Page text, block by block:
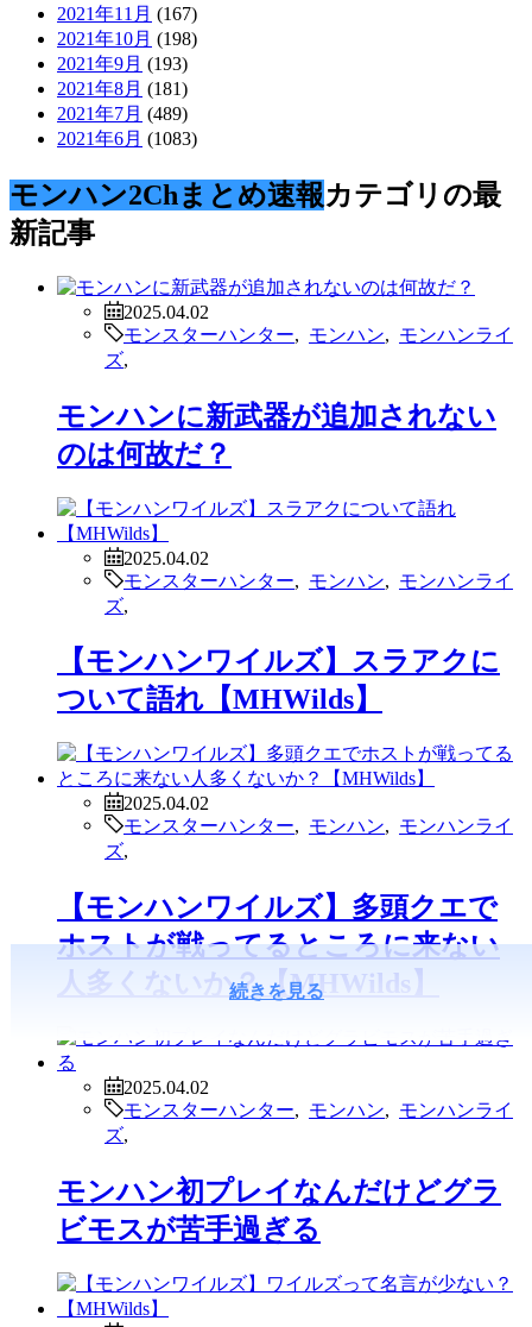
続きを見る
2021年11月 (167)
2021年10月 (198)
2021年9月 (193)
2021年8月 (181)
2021年7月 (489)
2021年6月 (1083)
モンハン2Chまとめ速報カテゴリの最
新記事
2025.04.02
モンスターハンター
モンハン
モンハンライ
ズ
モンハンに新武器が追加されない
のは何故だ？
2025.04.02
モンスターハンター
モンハン
モンハンライ
ズ
【モンハンワイルズ】スラアクに
ついて語れ【MHWilds】
2025.04.02
モンスターハンター
モンハン
モンハンライ
ズ
【モンハンワイルズ】多頭クエで
ホストが戦ってるところに来ない
人多くないか？【MHWilds】
2025.04.02
モンスターハンター
モンハン
モンハンライ
ズ
モンハン初プレイなんだけどグラ
ビモスが苦手過ぎる